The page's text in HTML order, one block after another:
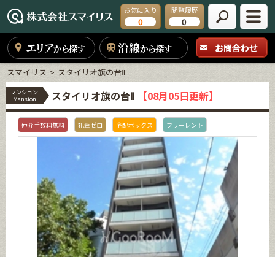
お気に入り
0
閲覧履歴
0
エリアから探す 沿線から探す お問合わせ
スマイリス スタイリオ旗の台Ⅱ
マンション
Mansion
スタイリオ旗の台Ⅱ 【08月05日更新】
仲介手数料無料 礼金ゼロ 宅配ボックス フリーレント